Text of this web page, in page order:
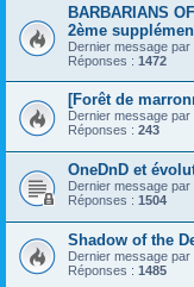
BARBARIANS
2ème
Dernier message par
Réponses : 1472
[Forêt de
Dernier message par
Réponses : 243
OneDnD et
Dernier message par
Réponses : 1504
Shadow of the
Dernier message par
Réponses : 1485